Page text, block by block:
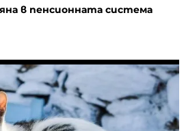
в пенсионната система